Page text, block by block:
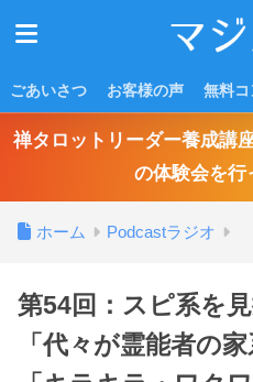
ごあいさつ お客様の声 無料コ
禅タロットリーダー養成講
の体験会を行
ホーム Podcastラジオ
第54回：スピ系を
「代々が霊能者の